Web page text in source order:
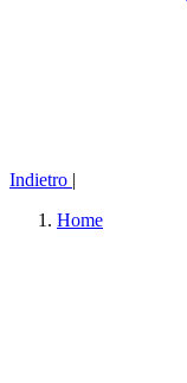
Indietro |
Home